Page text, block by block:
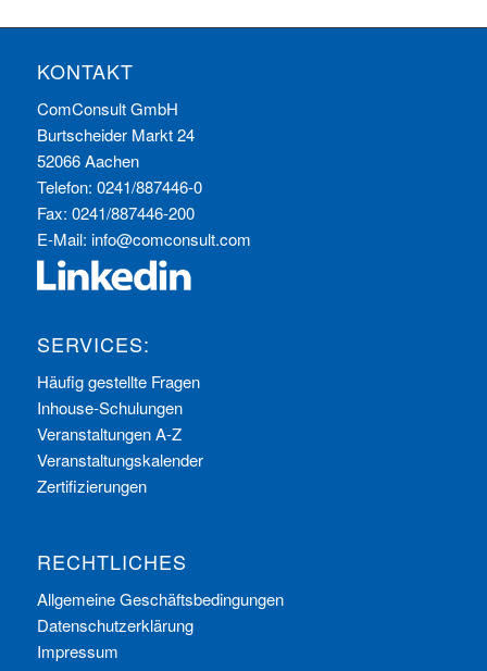
KONTAKT
ComConsult GmbH
Burtscheider Markt 24
52066 Aachen
Telefon: 0241/887446-0
Fax: 0241/887446-200
E-Mail: info@comconsult.com
SERVICES:
Häufig gestellte Fragen
Inhouse-Schulungen
Veranstaltungen A-Z
Veranstaltungskalender
Zertifizierungen
RECHTLICHES
Allgemeine Geschäftsbedingungen
Datenschutzerklärung
Impressum